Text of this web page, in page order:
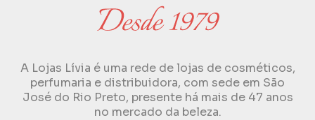
A Lojas Lívia é uma rede de lojas de cosméticos,
perfumaria e distribuidora, com sede em São
José do Rio Preto, presente há mais de 47 anos
no mercado da beleza.